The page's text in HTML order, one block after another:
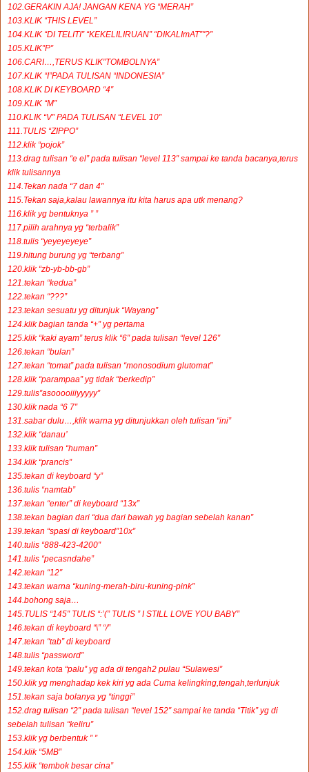
102.GERAKIN AJA! JANGAN KENA YG “MERAH”
103.KLIK “THIS LEVEL”
104.KLIK “DI TELITI” “KEKELILIRUAN” “DIKALImAT”"?”
105.KLIK”P”
106.CARI…,TERUS KLIK”TOMBOLNYA”
107.KLIK “I”PADA TULISAN “INDONESIA”
108.KLIK DI KEYBOARD “4″
109.KLIK “M”
110.KLIK “V” PADA TULISAN “LEVEL 10″
111.TULIS “ZIPPO”
112.klik “pojok”
113.drag tulisan “e el” pada tulisan “level 113″ sampai ke tanda bacanya,terus
klik tulisannya
114.Tekan nada “7 dan 4″
115.Tekan saja,kalau lawannya itu kita harus apa utk menang?
116.klik yg bentuknya ” ”
117.pilih arahnya yg “terbalik”
118.tulis “yeyeyeyeye”
119.hitung burung yg “terbang”
120.klik “zb-yb-bb-gb”
121.tekan “kedua”
122.tekan “???”
123.tekan sesuatu yg ditunjuk “Wayang”
124.klik bagian tanda “+” yg pertama
125.klik “kaki ayam” terus klik “6″ pada tulisan “level 126″
126.tekan “bulan”
127.tekan “tomat” pada tulisan “monosodium glutomat”
128.klik “parampaa” yg tidak “berkedip”
129.tulis”asooooiiiyyyyy”
130.klik nada “6 7″
131.sabar dulu…,klik warna yg ditunjukkan oleh tulisan “ini”
132.klik “danau’
133.klik tulisan “human”
134.klik “prancis”
135.tekan di keyboard “y”
136.tulis “namtab”
137.tekan “enter” di keyboard “13x”
138.tekan bagian dari “dua dari bawah yg bagian sebelah kanan”
139.tekan “spasi di keyboard”10x”
140.tulis “888-423-4200″
141.tulis “pecasndahe”
142.tekan “12″
143.tekan warna “kuning-merah-biru-kuning-pink”
144.bohong saja…
145.TULIS “145″ TULIS “:’(” TULIS ” I STILL LOVE YOU BABY”
146.tekan di keyboard “\” “/”
147.tekan “tab” di keyboard
148.tulis “password”
149.tekan kota “palu” yg ada di tengah2 pulau “Sulawesi”
150.klik yg menghadap kek kiri yg ada Cuma kelingking,tengah,terlunjuk
151.tekan saja bolanya yg “tinggi”
152.drag tulisan “2″ pada tulisan “level 152″ sampai ke tanda “Titik” yg di
sebelah tulisan “keliru”
153.klik yg berbentuk ” ”
154.klik “5MB”
155.klik “tembok besar cina”